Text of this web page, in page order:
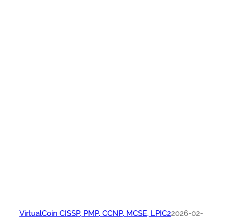
VirtualCoin CISSP, PMP, CCNP, MCSE, LPIC22026-02-